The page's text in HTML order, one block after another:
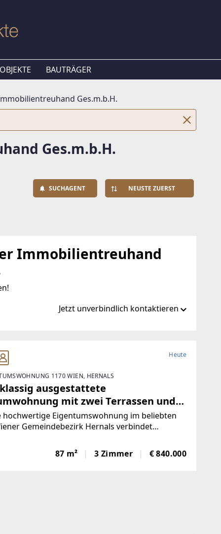
BAUTRÄGER
Ges.m.b.H.
Ges.m.b.H.
SUCHAGENT NEUSTE ZUERST
Immobilientreuhand
Jetzt unverbindlich kontaktieren
Heute
1170 WIEN, HERNALS
ausgestattete
mit zwei Terrassen und
in absoluter Ruhelage
hochwertige Eigentumswohnung im beliebten
Gemeindebezirk Hernals verbindet
Wohnlage mit ausgezeichneter Infrastruktur.
befindet sich im 1. Dachgeschoß einer
87 m² 3 Zimmer € 840.000